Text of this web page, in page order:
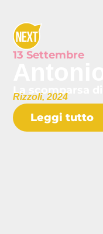
13 Settembre
La scomparsa di
Rizzoli, 2024
Leggi tutto